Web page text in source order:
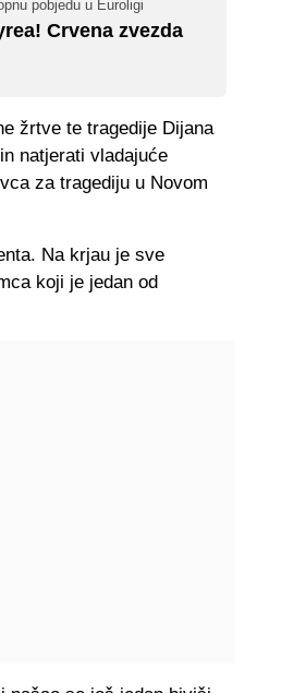
pobjedu u Euroligi
Crvena zvezda
žrtve te tragedije Dijana
natjerati vladajuće
za tragediju u Novom
Na krjau je sve
koji je jedan od